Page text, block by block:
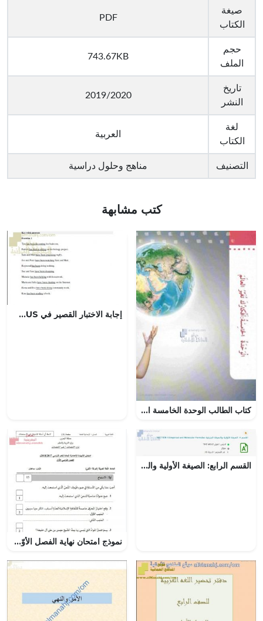
صيغة
الكتاب
PDF
حجم
الملف
743.67KB
تاريخ
النشر
2019/2020
لغة
الكتاب
العربية
التصنيف مناهج وحلول دراسية
كتب مشابهة
كتاب الطالب الوحدة الخامسة الفصل الثاني , (لغة عربية) الثاني
إجابة الاختبار القصير في PRESENT PERFECT CONTINUOUS نموذج أول (لغة انجليزية) حلقة ثانية
القسم الرابع: الصيغة الأولية والصيغة الجزئية, (فيزياء) العاشر المتقدم
نموذج امتحان نهاية الفصل الأوّل 4 (لغة عربية) التاسع